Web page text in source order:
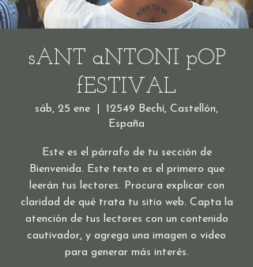
sANT aNTONI pOP
fESTIVAL
sáb, 25 ene
12549 Bechí, Castellón,
España
Este es el párrafo de tu sección de
Bienvenida. Este texto es el primero que
leerán tus lectores. Procura explicar con
claridad de qué trata tu sitio web. Capta la
atención de tus lectores con un contenido
cautivador, y agrega una imagen o video
para generar más interés.